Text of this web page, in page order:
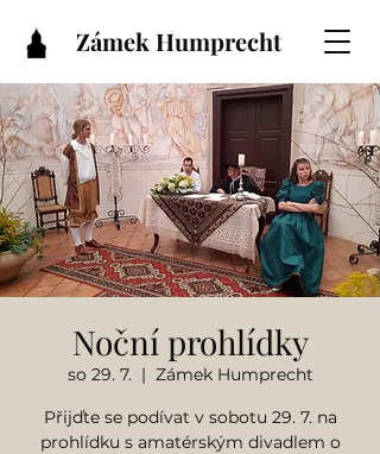
Zámek Humprecht
Noční prohlídky
so 29. 7.
  |
Zámek Humprecht
Přijďte se podívat v sobotu 29. 7. na
prohlídku s amatérským divadlem o